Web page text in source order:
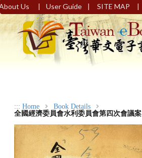
Us | User Guide | SITE MAP |
::: Home
Book Details
全國經濟委員會水利委員會第四次會議案